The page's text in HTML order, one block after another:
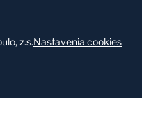
z.s.Nastavenia cookies